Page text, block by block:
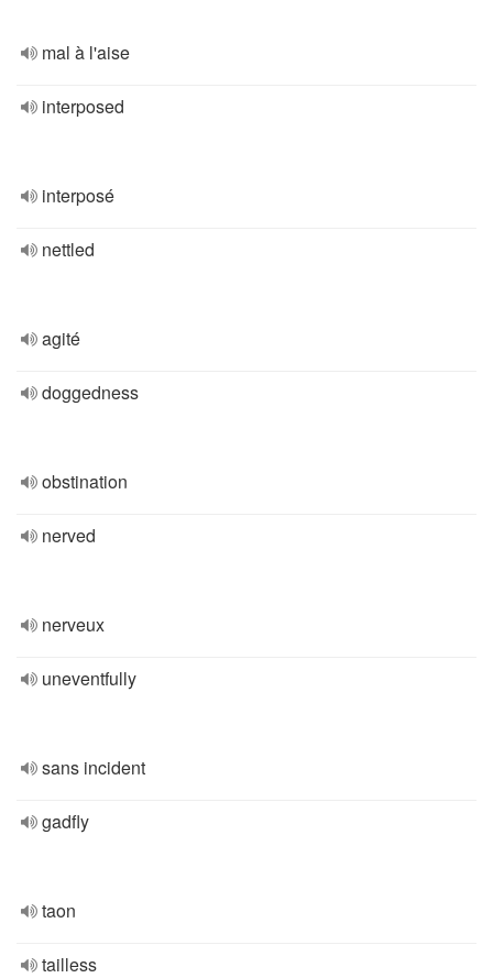
mal à l'aise
interposed
interposé
nettled
agité
doggedness
obstination
nerved
nerveux
uneventfully
sans incident
gadfly
taon
tailless